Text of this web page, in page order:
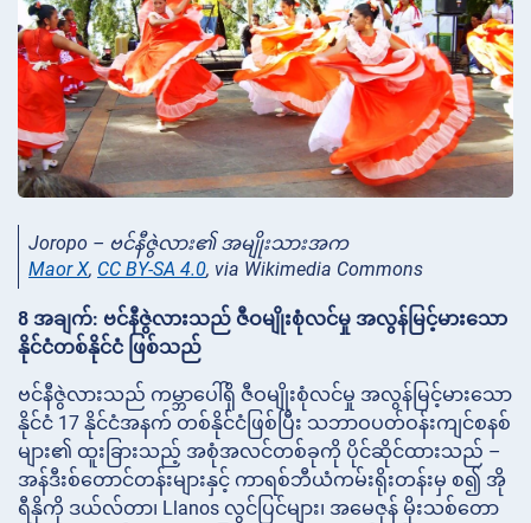
Joropo – ဗင်နီဇွဲလား၏ အမျိုးသားအက
Maor X, CC BY-SA 4.0, via Wikimedia Commons
8 အချက်: ဗင်နီဇွဲလားသည် ဇီဝမျိုးစုံလင်မှု အလွန်မြင့်မားသော
နိုင်ငံတစ်နိုင်ငံ ဖြစ်သည်
ဗင်နီဇွဲလားသည် ကမ္ဘာပေါ်ရှိ ဇီဝမျိုးစုံလင်မှု အလွန်မြင့်မားသော
နိုင်ငံ 17 နိုင်ငံအနက် တစ်နိုင်ငံဖြစ်ပြီး သဘာဝပတ်ဝန်းကျင်စနစ်
များ၏ ထူးခြားသည့် အစုံအလင်တစ်ခုကို ပိုင်ဆိုင်ထားသည် –
အန်ဒီးစ်တောင်တန်းများနှင့် ကာရစ်ဘီယံကမ်းရိုးတန်းမှ စ၍ အို
ရီနိုကို ဒယ်လ်တာ၊ Llanos လွင်ပြင်များ၊ အမေဇုန် မိုးသစ်တော